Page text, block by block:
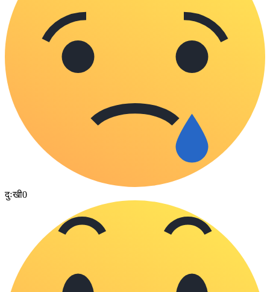
दुःखी0